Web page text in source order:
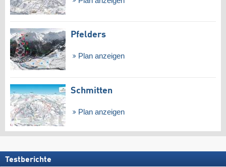
Pfelders
Plan anzeigen
Schmitten
Plan anzeigen
Testberichte